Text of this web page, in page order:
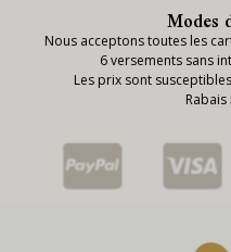
Modes
Nous acceptons toutes les
6 versements sans
Les prix sont
Rabais